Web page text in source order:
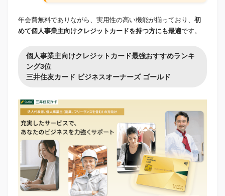
年会費無料でありながら、実用性の高い機能が揃っており、 初
めて個人事業主向けクレジットカードを持つ方にも最適です。
個人事業主向けクレジットカード最強おすすめランキ
ング3位
三井住友カード ビジネスオーナーズ ゴールド